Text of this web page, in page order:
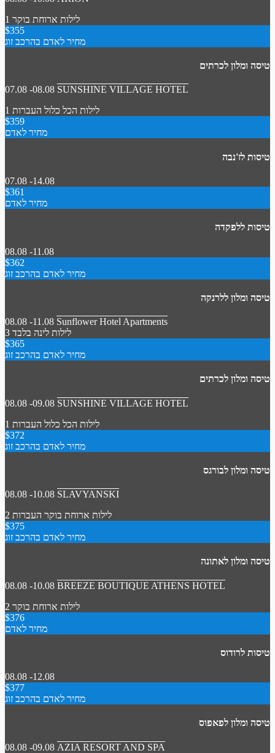
1 לילות ארוחת בוקר
$355
מחיר לאדם בהרכב זוג
טיסה ומלון לכרתים
07.08 -08.08 SUNSHINE VILLAGE HOTEL
1 לילות הכל כלול העברות
$359
מחיר לאדם
טיסות לז'נבה
07.08 -14.08
$361
מחיר לאדם
טיסות ללפקדה
08.08 -11.08
$362
מחיר לאדם בהרכב זוג
טיסה ומלון ללרנקה
08.08 -11.08 Sunflower Hotel Apartments
3 לילות לינה בלבד
$365
מחיר לאדם בהרכב זוג
טיסה ומלון לכרתים
08.08 -09.08 SUNSHINE VILLAGE HOTEL
1 לילות הכל כלול העברות
$372
מחיר לאדם בהרכב זוג
טיסה ומלון לבורגס
08.08 -10.08 SLAVYANSKI
2 לילות ארוחת בוקר העברות
$375
מחיר לאדם בהרכב זוג
טיסה ומלון לאתונה
08.08 -10.08 BREEZE BOUTIQUE ATHENS HOTEL
2 לילות ארוחת בוקר
$376
מחיר לאדם
טיסות לרודוס
08.08 -12.08
$377
מחיר לאדם בהרכב זוג
טיסה ומלון לפאפוס
08.08 -09.08 AZIA RESORT AND SPA